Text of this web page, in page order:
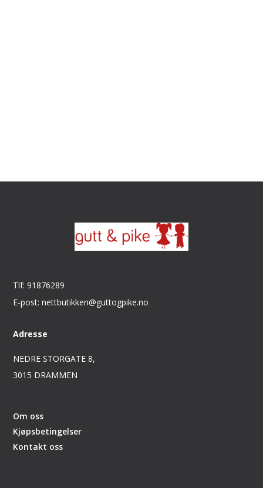
Tlf: 91876289
E-post: nettbutikken@guttogpike.no
Adresse
NEDRE STORGATE 8,
3015 DRAMMEN
Om oss
Kjøpsbetingelser
Kontakt oss